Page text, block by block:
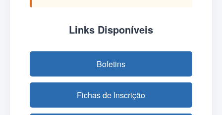
Links Disponíveis
Boletins
Fichas de Inscrição